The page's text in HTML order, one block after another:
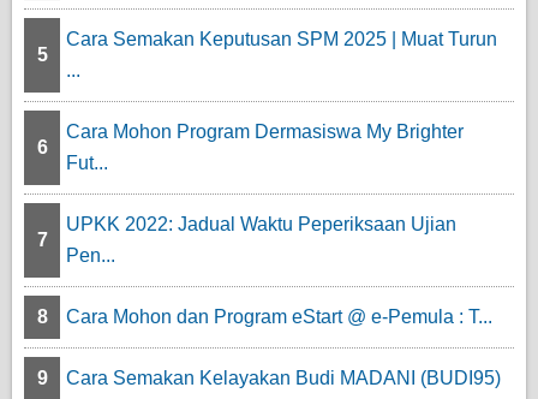
5
Cara Semakan Keputusan SPM 2025 | Muat Turun
...
6
Cara Mohon Program Dermasiswa My Brighter
Fut...
7
UPKK 2022: Jadual Waktu Peperiksaan Ujian
Pen...
8 Cara Mohon dan Program eStart @ e-Pemula : T...
9 Cara Semakan Kelayakan Budi MADANI (BUDI95)